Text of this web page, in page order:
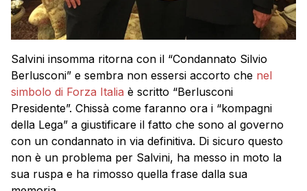
Salvini insomma ritorna con il “Condannato Silvio
Berlusconi” e sembra non essersi accorto che nel
simbolo di Forza Italia è scritto “Berlusconi
Presidente”. Chissà come faranno ora i “kompagni
della Lega” a giustificare il fatto che sono al governo
con un condannato in via definitiva. Di sicuro questo
non è un problema per Salvini, ha messo in moto la
sua ruspa e ha rimosso quella frase dalla sua